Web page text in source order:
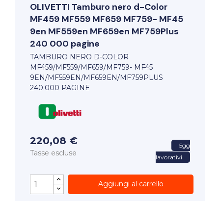
OLIVETTI Tamburo nero d-Color
MF459 MF559 MF659 MF759- MF45
9en MF559en MF659en MF759Plus
240 000 pagine
TAMBURO NERO D-COLOR
MF459/MF559/MF659/MF759- MF45
9EN/MF559EN/MF659EN/MF759PLUS
240.000 PAGINE
220,08 €
Tasse escluse
5gg
lavorativi
Aggiungi al carrello